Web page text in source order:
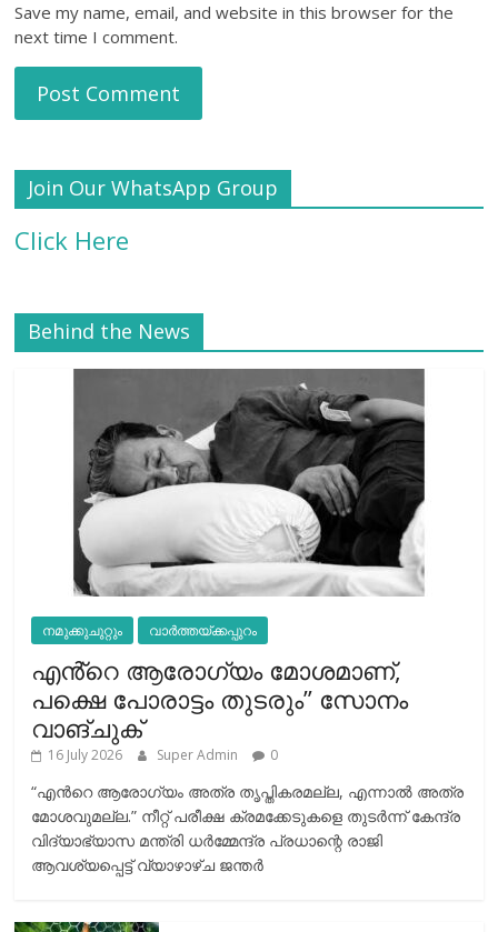
Save my name, email, and website in this browser for the
next time I comment.
Join Our WhatsApp Group
Click Here
Behind the News
നമുക്കുചുറ്റും വാർത്തയ്ക്കപ്പുറം
എൻ്റെ ആരോഗ്യം മോശമാണ്,
പക്ഷെ പോരാട്ടം തുടരും” സോനം
വാങ്ചുക്
16 July 2026 Super Admin 0
“എന്‍റെ ആരോഗ്യം അത്ര തൃപ്തികരമല്ല, എന്നാൽ അത്ര
മോശവുമല്ല.” നീറ്റ് പരീക്ഷ ക്രമക്കേടുകളെ തുടർന്ന് കേന്ദ്ര
വിദ്യാഭ്യാസ മന്ത്രി ധർമ്മേന്ദ്ര പ്രധാന്റെ രാജി
ആവശ്യപ്പെട്ട് വ്യാഴാഴ്ച ജന്തർ